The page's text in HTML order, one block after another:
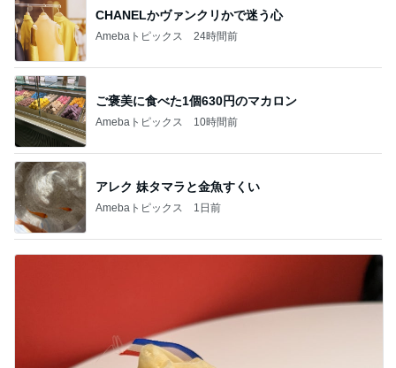
CHANELかヴァンクリかで迷う心
Amebaトピックス 24時間前
ご褒美に食べた1個630円のマカロン
Amebaトピックス 10時間前
アレク 妹タマラと金魚すくい
Amebaトピックス 1日前